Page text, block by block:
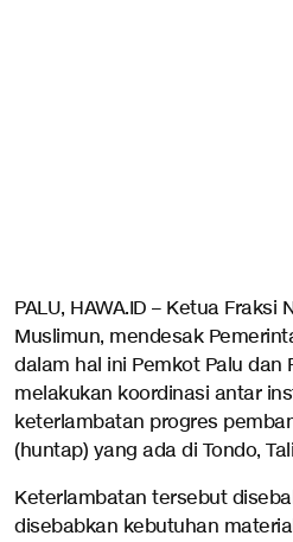
PALU, HAWA.ID – Ketua Fraksi
Muslimun, mendesak
dalam hal ini Pemkot Palu dan
melakukan koordinasi antar
keterlambatan progres
(huntap) yang ada di Tondo,
Keterlambatan tersebut
disebabkan kebutuhan